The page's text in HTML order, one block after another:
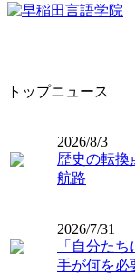
トップニュース
2026/8/3
歴史の転換
航路
2026/7/31
「自分た
手が何を必